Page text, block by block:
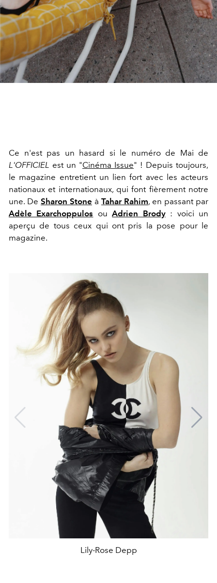
Ce n'est pas un hasard si le numéro de Mai de
L'OFFICIEL est un "Cinéma Issue" ! Depuis toujours,
le magazine entretient un lien fort avec les acteurs
nationaux et internationaux, qui font fièrement notre
une. De Sharon Stone à Tahar Rahim, en passant par
Adèle Exarchoppulos ouAdrien Brody: voici un
aperçu de tous ceux qui ont pris la pose pour le
magazine.
Lily-Rose Depp